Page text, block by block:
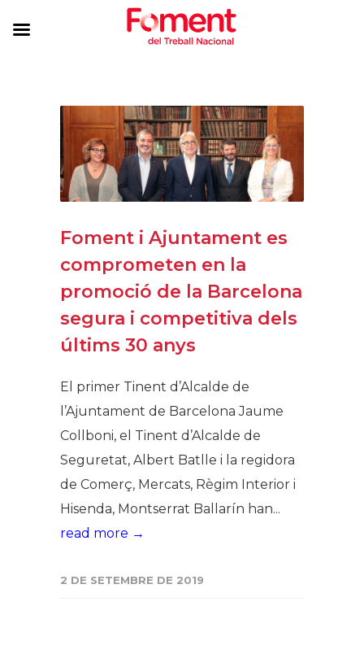
Foment i Ajuntament es
comprometen en la
promoció de la Barcelona
segura i competitiva dels
últims 30 anys
El primer Tinent d’Alcalde de
l’Ajuntament de Barcelona Jaume
Collboni, el Tinent d’Alcalde de
Seguretat, Albert Batlle i la regidora
de Comerç, Mercats, Règim Interior i
Hisenda, Montserrat Ballarín han...
read more →
2 DE SETEMBRE DE 2019